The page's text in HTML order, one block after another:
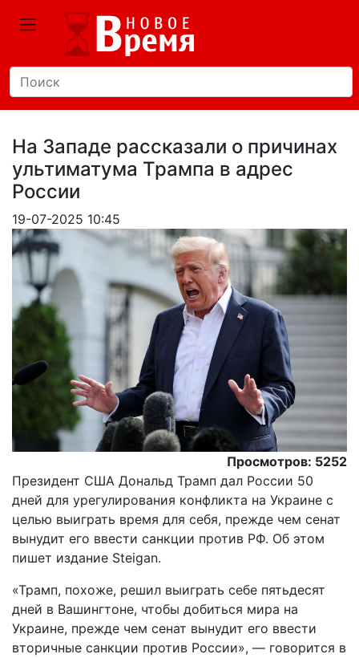
На Западе рассказали о причинах
ультиматума Трампа в адрес
России
19-07-2025 10:45
Просмотров: 5252
Президент США Дональд Трамп дал России 50
дней для урегулирования конфликта на Украине с
целью выиграть время для себя, прежде чем сенат
вынудит его ввести санкции против РФ. Об этом
пишет издание Steigan.
«Трамп, похоже, решил выиграть себе пятьдесят
дней в Вашингтоне, чтобы добиться мира на
Украине, прежде чем сенат вынудит его ввести
вторичные санкции против России», — говорится в